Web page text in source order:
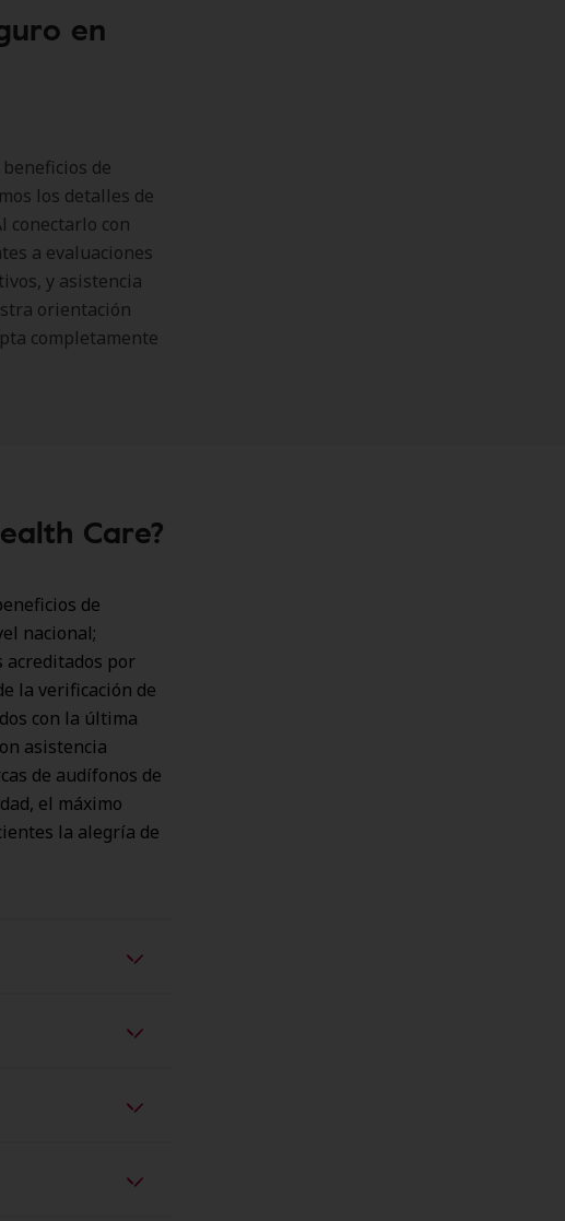
en
de
los detalles de
conectarlo con
a evaluaciones
y asistencia
orientación
completamente
Care?
de
nacional;
acreditados por
la verificación de
con la última
asistencia
de audífonos de
el máximo
la alegría de